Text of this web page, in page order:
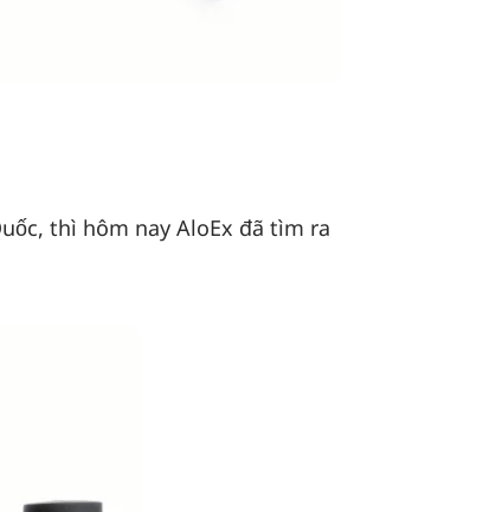
thì hôm nay AloEx đã tìm ra